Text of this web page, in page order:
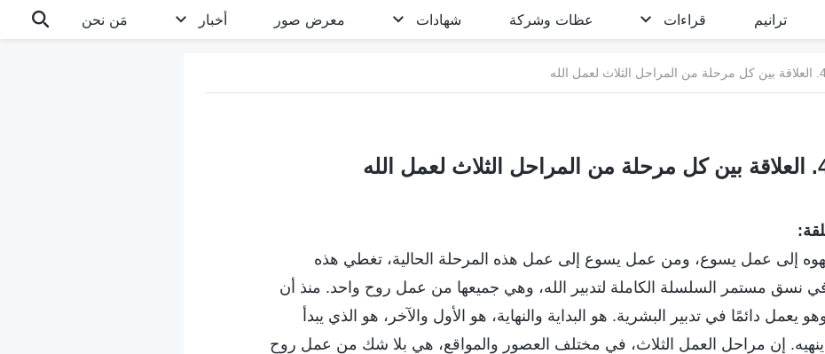
ترانيم قراءات عظات وشركة شهادات معرض صور أخبار مَن نحن
الثلاث لعمل الله
الثلاث لعمل الله
إلى عمل يسوع، ومن عمل يسوع إلى عمل هذه المرحلة الحالية، تغطي هذه
في نسق مستمر السلسلة الكاملة لتدبير الله، وهي جميعها من عمل روح واحد. منذ أن
يعمل دائمًا في تدبير البشرية. هو البداية والنهاية، هو الأول والآخر، هو الذي يبدأ
إن مراحل العمل الثلاث، في مختلف العصور والمواقع، هي بلا شك من عمل روح